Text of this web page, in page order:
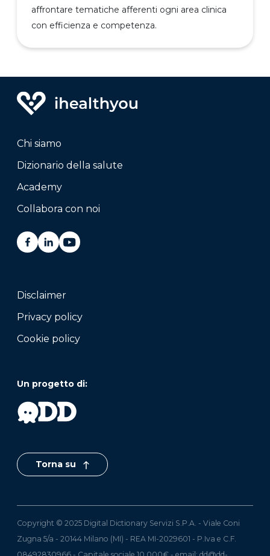
affrontare tematiche afferenti ogni area clinica
con efficienza e competenza.
Chi siamo
Dizionario della salute
Academy
Collabora con noi
Disclaimer
Privacy policy
Cookie policy
Un progetto di:
Torna su
Copyright © 2025 Digital Dictionary Servizi S.P.A. - Viale Coni
Zugna 5/a - 20144 Milano (MI) - REA MI-2029601 - P.Iva e C.F.